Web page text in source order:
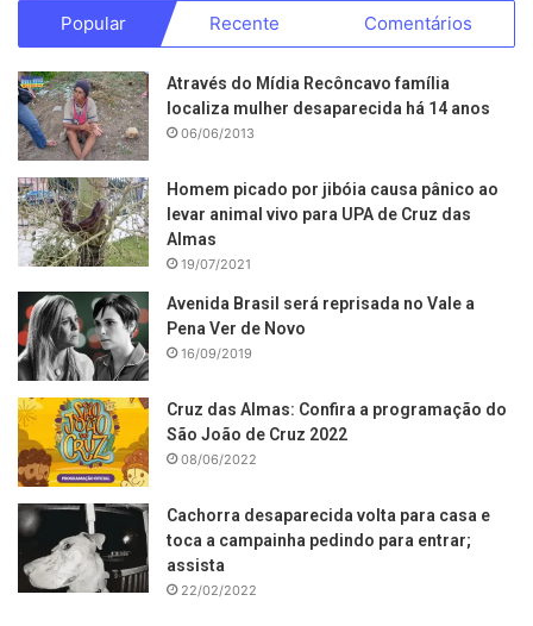
Popular Recente Comentários
Através do Mídia Recôncavo família
localiza mulher desaparecida há 14 anos
06/06/2013
Homem picado por jibóia causa pânico ao
levar animal vivo para UPA de Cruz das
Almas
19/07/2021
Avenida Brasil será reprisada no Vale a
Pena Ver de Novo
16/09/2019
Cruz das Almas: Confira a programação do
São João de Cruz 2022
08/06/2022
Cachorra desaparecida volta para casa e
toca a campainha pedindo para entrar;
assista
22/02/2022